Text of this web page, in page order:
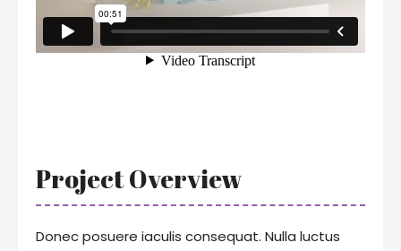
Project Overview
Donec posuere iaculis consequat. Nulla luctus